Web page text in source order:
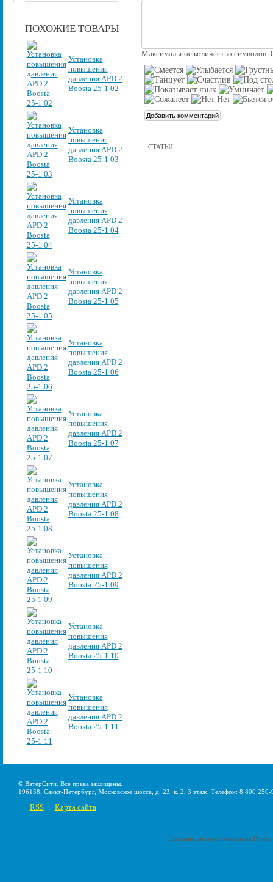
ПОХОЖИЕ ТОВАРЫ
Установка
повышения
давления APD 2
Boosta 25-1 02
Установка
повышения
давления APD 2
Boosta 25-1 03
Установка
повышения
давления APD 2
Boosta 25-1 04
Установка
повышения
давления APD 2
Boosta 25-1 05
Установка
повышения
давления APD 2
Boosta 25-1 06
Установка
повышения
давления APD 2
Boosta 25-1 07
Установка
повышения
давления APD 2
Boosta 25-1 08
Установка
повышения
давления APD 2
Boosta 25-1 09
Установка
повышения
давления APD 2
Boosta 25-1 10
Установка
повышения
давления APD 2
Boosta 25-1 11
Максимальное количество символов:
СТАТЬИ
© ВатерСити. Все права защищены.
196158, Санкт-Петербург, Московское шоссе, д. 23, к. 2, 3 этаж. Телефон: 8 800
RSS Карта сайта
Создание интернет-магазина